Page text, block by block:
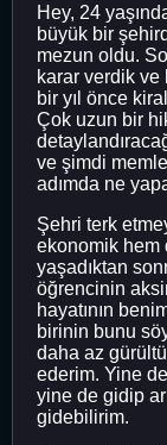
Hey, 24
büyük bir
mezun oldu.
karar verdik
bir yıl önce
Çok uzun bir
ve şimdi
adımda ne
Şehri terk
ekonomik hem
yaşadıktan
öğrencinin
hayatının
birinin bunu
daha az
ederim. Yine
yine de gidip
gidebilirim.